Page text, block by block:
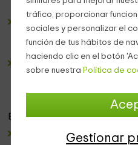
tráfico, proporcionar
sociales y personalizar el
función de tus hábitos de
haciendo clic en el botón
sobre nuestra Política de
Gestionar
la cocina.
sanitarios necesarios, ni el
toallas.
matrimoniomuy amplia y
En elexterior, nos
porche con mesa y